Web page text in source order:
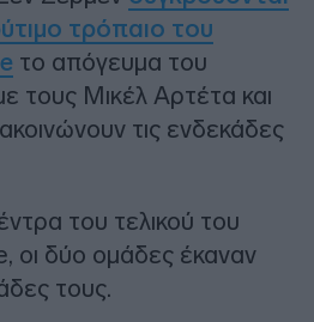
τρόπαιο του
το απόγευμα του
τους Μικέλ Αρτέτα και
τις ενδεκάδες
του τελικού του
οι δύο ομάδες έκαναν
τους.